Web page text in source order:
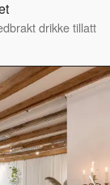
drikke tillatt